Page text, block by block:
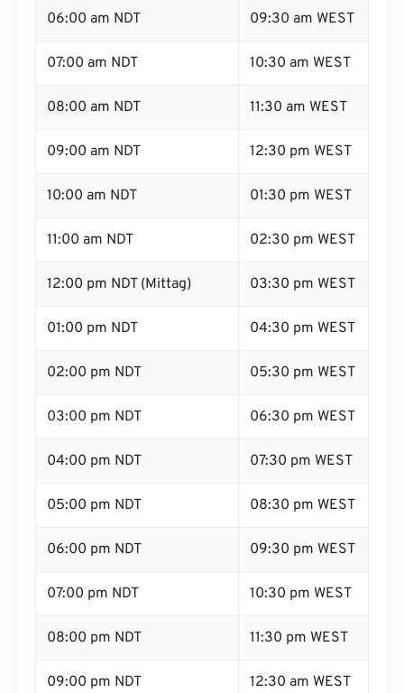
06:00 am NDT 09:30 am WEST
07:00 am NDT 10:30 am WEST
08:00 am NDT 11:30 am WEST
09:00 am NDT 12:30 pm WEST
10:00 am NDT 01:30 pm WEST
11:00 am NDT 02:30 pm WEST
12:00 pm NDT (Mittag) 03:30 pm WEST
01:00 pm NDT 04:30 pm WEST
02:00 pm NDT 05:30 pm WEST
03:00 pm NDT 06:30 pm WEST
04:00 pm NDT 07:30 pm WEST
05:00 pm NDT 08:30 pm WEST
06:00 pm NDT 09:30 pm WEST
07:00 pm NDT 10:30 pm WEST
08:00 pm NDT 11:30 pm WEST
09:00 pm NDT 12:30 am WEST